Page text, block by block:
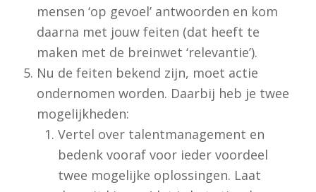
mensen ‘op gevoel’ antwoorden en kom
daarna met jouw feiten (dat heeft te
maken met de breinwet ‘relevantie’).
Nu de feiten bekend zijn, moet actie
ondernomen worden. Daarbij heb je twee
mogelijkheden:
Vertel over talentmanagement en
bedenk vooraf voor ieder voordeel
twee mogelijke oplossingen. Laat